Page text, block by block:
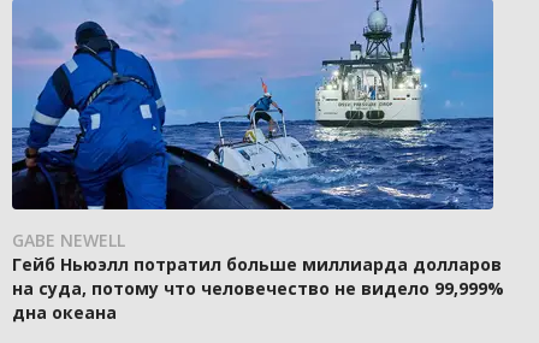
GABE NEWELL
Гейб Ньюэлл потратил больше миллиарда долларов
на суда, потому что человечество не видело 99,999%
дна океана